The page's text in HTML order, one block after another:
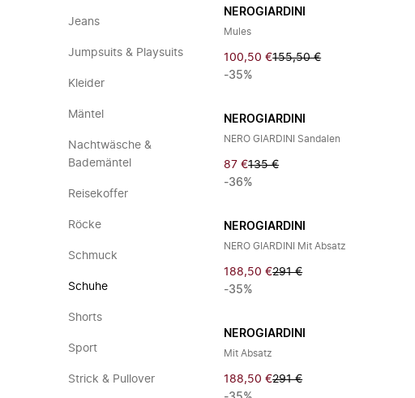
Jeans
Jumpsuits & Playsuits
Kleider
Mäntel
Nachtwäsche &
Bademäntel
Reisekoffer
Röcke
Schmuck
Schuhe
Shorts
Sport
Strick & Pullover
NEROGIARDINI
Mules
100,50 €155,50 €
-35%
NEROGIARDINI
NERO GIARDINI Sandalen
87 €135 €
-36%
NEROGIARDINI
NERO GIARDINI Mit Absatz
188,50 €291 €
-35%
NEROGIARDINI
Mit Absatz
188,50 €291 €